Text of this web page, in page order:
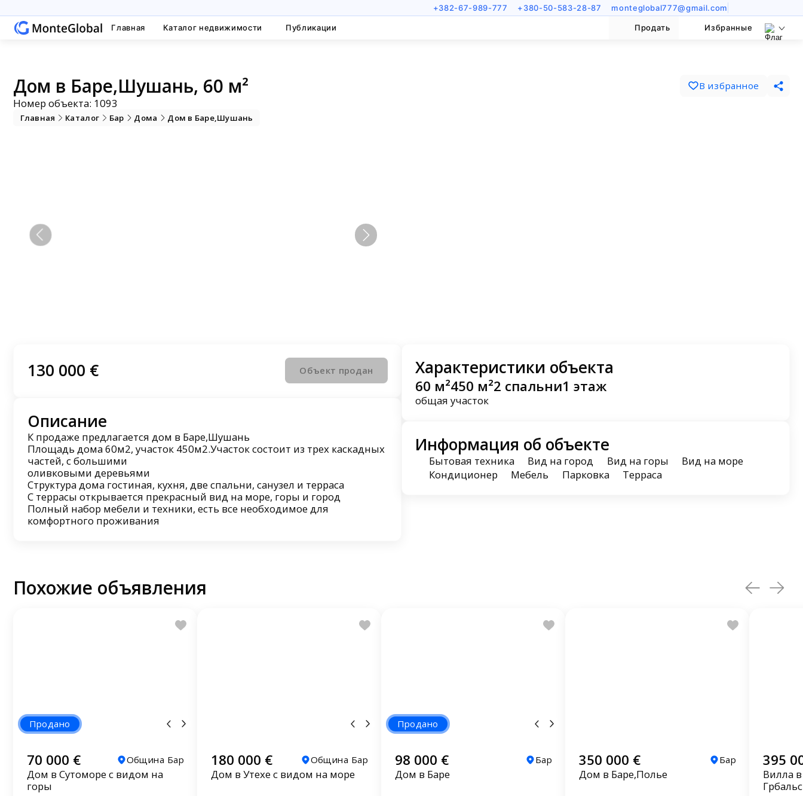
+382-67-989-777 +380-50-583-28-87 monteglobal777@gmail.com
Главная Каталог недвижимости Публикации Продать Избранные
Дом в Баре,Шушань, 60 м²
Номер объекта: 1093
В избранное
Главная Каталог Бар Дома Дом в Баре,Шушань
130 000 € Объект продан
Описание
К продаже предлагается дом в Баре,Шушань
Площадь дома 60м2, участок 450м2.Участок состоит из трех каскадных
частей, с большими
оливковыми деревьями
Структура дома гостиная, кухня, две спальни, санузел и терраса
С террасы открывается прекрасный вид на море, горы и город
Полный набор мебели и техники, есть все необходимое для
комфортного проживания
Характеристики объекта
60 м²
общая
450 м²
участок
2 спальни1 этаж
Информация об объекте
Бытовая техника Вид на город Вид на горы
Вид на море
Кондиционер
Мебель Парковка Терраса
Похожие объявления
Продано
70 000 € Община Бар
Дом в Сутоморе с видом на
горы
180 000 € Община Бар
Дом в Утехе с видом на море
Продано
98 000 € Бар
Дом в Баре
350 000 € Бар
Дом в Баре,Полье
395
Вилла